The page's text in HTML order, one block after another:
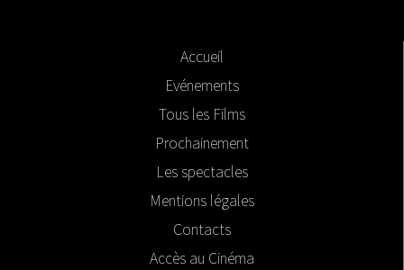
Accueil
Evénements
Tous les Films
Prochainement
Les spectacles
Mentions légales
Contacts
Accès au Cinéma